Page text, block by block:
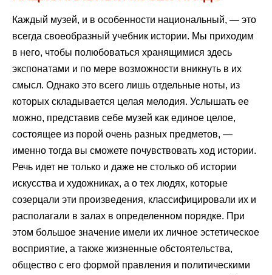
Каждый музей, и в особенности национальный, — это
всегда своеобразный учебник истории. Мы приходим
в него, чтобы полюбоваться хранящимися здесь
экспонатами и по мере возможности вникнуть в их
смысл. Однако это всего лишь отдельные ноты, из
которых складывается целая мелодия. Услышать ее
можно, представив себе музей как единое целое,
состоящее из порой очень разных предметов, —
именно тогда вы сможете почувствовать ход истории.
Речь идет не только и даже не столько об истории
искусства и художниках, а о тех людях, которые
созерцали эти произведения, классифицировали их и
располагали в залах в определенном порядке. При
этом большое значение имели их личное эстетическое
восприятие, а также жизненные обстоятельства,
общество с его формой правления и политическими